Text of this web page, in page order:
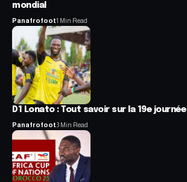
mondial
Panafrofoot1 Min Read
D1 Lonato : Tout savoir sur la 19e journée
Panafrofoot3 Min Read